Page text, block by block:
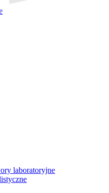
laboratoryjne